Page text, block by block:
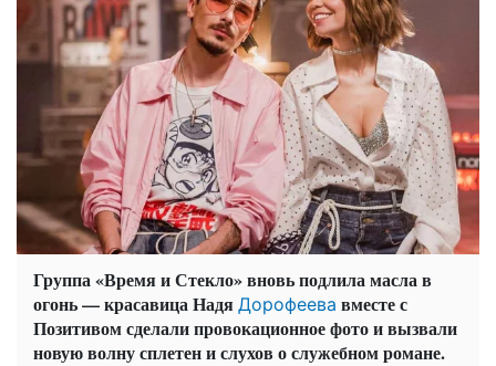
Группа «Время и Стекло» вновь подлила масла в
огонь — красавица Надя Дорофеева вместе с
Позитивом сделали провокационное фото и вызвали
новую волну сплетен и слухов о служебном романе.